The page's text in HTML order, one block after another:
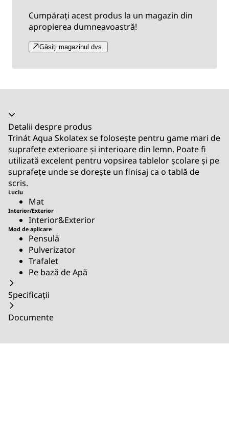
Cumpărați acest produs la un magazin din
apropierea dumneavoastră!
Găsiți magazinul dvs.
Acordeon prăbușit
Detalii despre produs
Trinát Aqua Skolatex se folosește pentru game mari de
suprafețe exterioare și interioare din lemn. Poate fi
utilizată excelent pentru vopsirea tablelor școlare și pe
suprafețe unde se dorește un finisaj ca o tablă de
scris.
Luciu
Mat
Interior/Exterior
Interior&Exterior
Mod de aplicare
Pensulă
Pulverizator
Trafalet
Pe bază de Apă
Specificații
Documente